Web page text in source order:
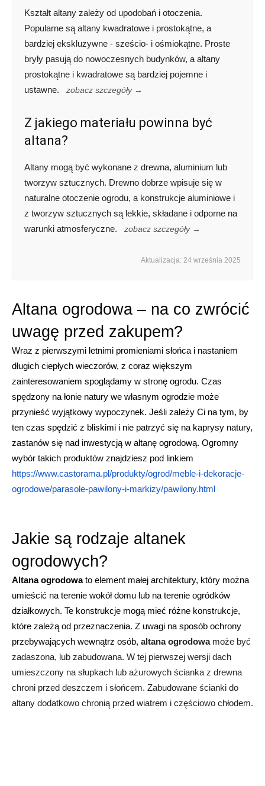
Kształt altany zależy od upodobań i otoczenia.
Popularne są altany kwadratowe i prostokątne, a
bardziej ekskluzywne - sześcio- i ośmiokątne. Proste
bryły pasują do nowoczesnych budynków, a altany
prostokątne i kwadratowe są bardziej pojemne i
ustawne.
zobacz szczegóły →
Z jakiego materiału powinna być
altana?
Altany mogą być wykonane z drewna, aluminium lub
tworzyw sztucznych. Drewno dobrze wpisuje się w
naturalne otoczenie ogrodu, a konstrukcje aluminiowe i
z tworzyw sztucznych są lekkie, składane i odporne na
warunki atmosferyczne.
zobacz szczegóły →
Aktualizacja: 24 września 2025
Altana ogrodowa – na co zwrócić
uwagę przed zakupem?
Wraz z pierwszymi letnimi promieniami słońca i nastaniem
długich ciepłych wieczorów, z coraz większym
zainteresowaniem spoglądamy w stronę ogrodu. Czas
spędzony na łonie natury we własnym ogrodzie może
przynieść wyjątkowy wypoczynek. Jeśli zależy Ci na tym, by
ten czas spędzić z bliskimi i nie patrzyć się na kaprysy natury,
zastanów się nad inwestycją w altanę ogrodową. Ogromny
https://www.castorama.pl/produkty/ogrod/meble-i-dekoracje-
ogrodowe/parasole-pawilony-i-markizy/pawilony.html
Jakie są rodzaje altanek
ogrodowych?
Altana ogrodowa to element małej architektury, który można
umieścić na terenie wokół domu lub na terenie ogródków
działkowych. Te konstrukcje mogą mieć różne konstrukcje,
które zależą od przeznaczenia. Z uwagi na sposób ochrony
przebywających wewnątrz osób, altana ogrodowa może być
zadaszona, lub zabudowana. W tej pierwszej wersji dach
umieszczony na słupkach lub ażurowych ścianka z drewna
chroni przed deszczem i słońcem. Zabudowane ścianki do
altany dodatkowo chronią przed wiatrem i częściowo chłodem.